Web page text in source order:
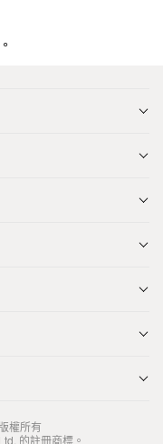
版權所有
的註冊商標。